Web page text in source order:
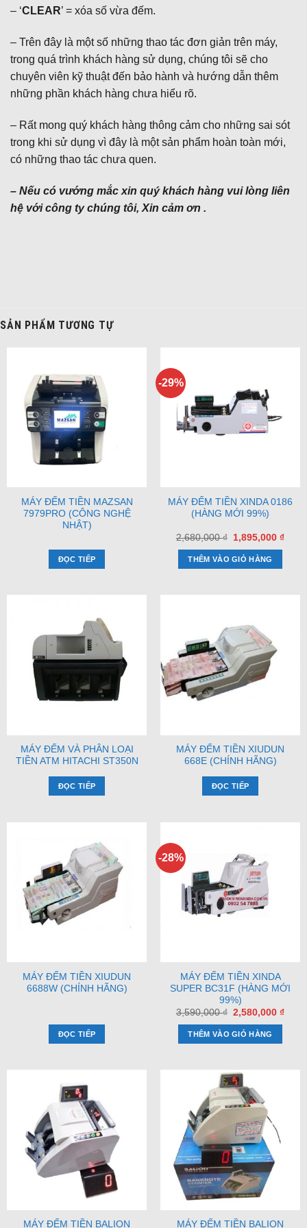
– ‘CLEAR’ = xóa số vừa đếm.
– Trên đây là một số những thao tác đơn giản trên máy,
trong quá trình khách hàng sử dụng, chúng tôi sẽ cho
chuyên viên kỹ thuật đến bảo hành và hướng dẫn thêm
những phần khách hàng chưa hiểu rõ.
– Rất mong quý khách hàng thông cảm cho những sai sót
trong khi sử dụng vì đây là một sản phẩm hoàn toàn mới,
có những thao tác chưa quen.
– Nếu có vướng mắc xin quý khách hàng vui lòng liên
hệ với công ty chúng tôi, Xin cảm ơn .
SẢN PHẨM TƯƠNG TỰ
MÁY ĐẾM TIỀN MAZSAN
7979PRO (CÔNG NGHỆ
NHẬT)
ĐỌC TIẾP
-29%
MÁY ĐẾM TIỀN XINDA 0186
(HÀNG MỚI 99%)
2,680,000₫
Giá
là:
2,680,000 ₫.
1,895,000 ₫Giá
THÊM VÀO GIỎ HÀNG
MÁY ĐẾM VÀ PHÂN LOẠI
TIỀN ATM HITACHI ST350N
ĐỌC TIẾP
MÁY ĐẾM TIỀN XIUDUN
668E (CHÍNH HÃNG)
ĐỌC TIẾP
MÁY ĐẾM TIỀN XIUDUN
6688W (CHÍNH HÃNG)
ĐỌC TIẾP
-28%
MÁY ĐẾM TIỀN XINDA
SUPER BC31F (HÀNG MỚI
99%)
3,590,000₫ Giá
là:
3,590,000 ₫.
2,580,000 ₫Giá
THÊM VÀO GIỎ HÀNG
MÁY ĐẾM TIỀN BALION MÁY ĐẾM TIỀN BALION